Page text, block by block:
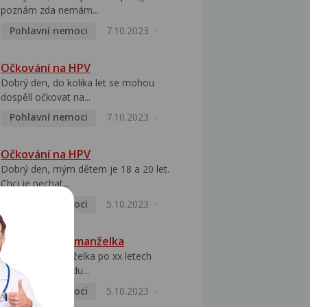
poznám zda nemám...
Pohlavní nemoci
7.10.2023
Očkování na HPV
Dobrý den, do kolika let se mohou
dospělí očkovat na...
Pohlavní nemoci
7.10.2023
Očkování na HPV
Dobrý den, mým dětem je 18 a 20 let.
Chci je nechat...
Pohlavní nemoci
5.10.2023
HPV pozitivní manželka
Dobrý den, manželka po xx letech
přivezla z Východu...
Pohlavní nemoci
5.10.2023